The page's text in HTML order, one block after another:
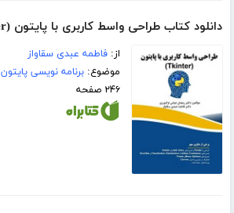
دانلود کتاب طراحی واسط کاربری با پایتون (Tkinter)
از:فاطمه عبدی سقاواز
موضوع:برنامه نویسی پایتون
۲۴۶ صفحه